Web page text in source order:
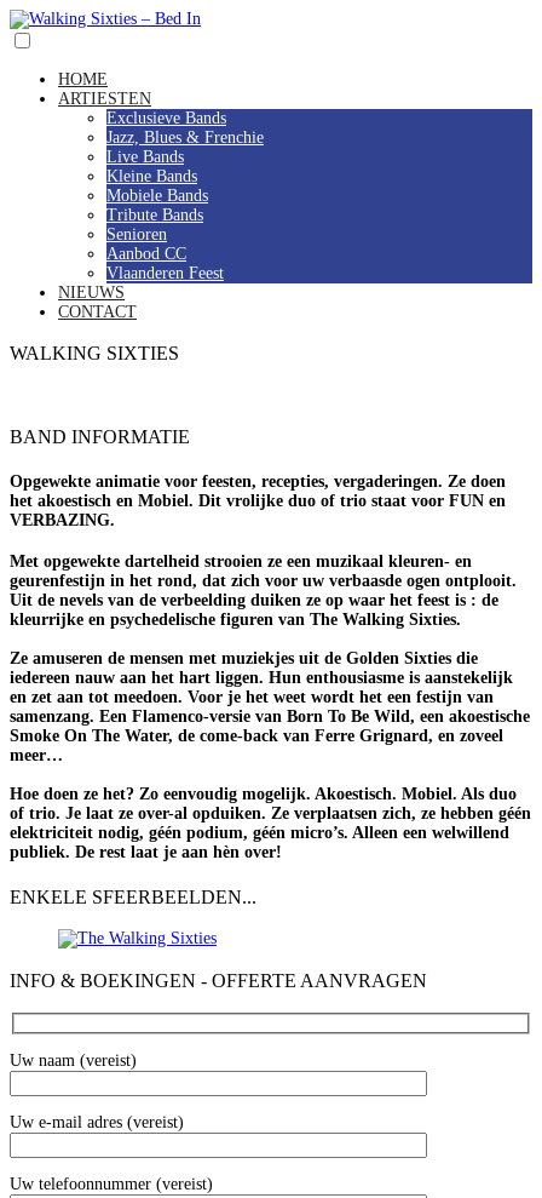
HOME
ARTIESTEN
Exclusieve Bands
Jazz, Blues & Frenchie
Live Bands
Kleine Bands
Mobiele Bands
Tribute Bands
Senioren
Aanbod CC
Vlaanderen Feest
NIEUWS
CONTACT
WALKING SIXTIES
BAND INFORMATIE
Opgewekte animatie voor feesten, recepties, vergaderingen. Ze doen
het akoestisch en Mobiel. Dit vrolijke duo of trio staat voor FUN en
VERBAZING.
Met opgewekte dartelheid strooien ze een muzikaal kleuren- en
geurenfestijn in het rond, dat zich voor uw verbaasde ogen ontplooit.
Uit de nevels van de verbeelding duiken ze op waar het feest is : de
kleurrijke en psychedelische figuren van The Walking Sixties.
Ze amuseren de mensen met muziekjes uit de Golden Sixties die
iedereen nauw aan het hart liggen. Hun enthousiasme is aanstekelijk
en zet aan tot meedoen. Voor je het weet wordt het een festijn van
samenzang. Een Flamenco-versie van Born To Be Wild, een akoestische
Smoke On The Water, de come-back van Ferre Grignard, en zoveel
meer…
Hoe doen ze het? Zo eenvoudig mogelijk. Akoestisch. Mobiel. Als duo
of trio. Je laat ze over-al opduiken. Ze verplaatsen zich, ze hebben géén
elektriciteit nodig, géén podium, géén micro’s. Alleen een welwillend
publiek. De rest laat je aan hèn over!
ENKELE SFEERBEELDEN...
INFO & BOEKINGEN - OFFERTE AANVRAGEN
Uw naam (vereist)
Uw e-mail adres (vereist)
Uw telefoonnummer (vereist)